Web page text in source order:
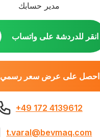
مدير حسابك
انقر للدردشة على واتساب
احصل على عرض سعر رسمي
+49 172 4139612
t.varal@bevmaq.com